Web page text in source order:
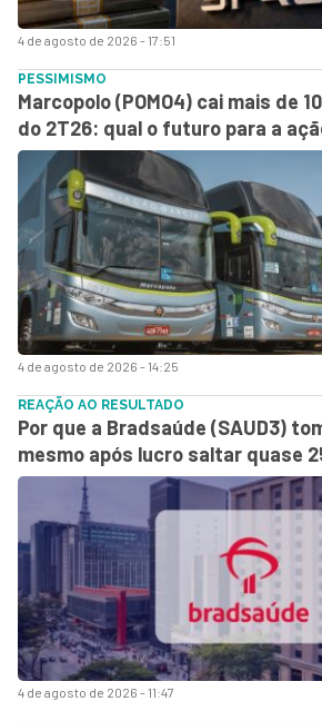
4 de agosto de 2026 - 17:51
4 de agosto de 2026 - 14:25
PESSIMISMO
Marcopolo (POMO4) cai mais de
do 2T26: qual o futuro para a
4 de agosto de 2026 - 11:47
REAÇÃO AO RESULTADO
Por que a Bradsaúde (SAUD3)
mesmo após lucro saltar quase